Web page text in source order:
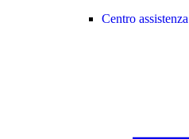
Centro assistenza